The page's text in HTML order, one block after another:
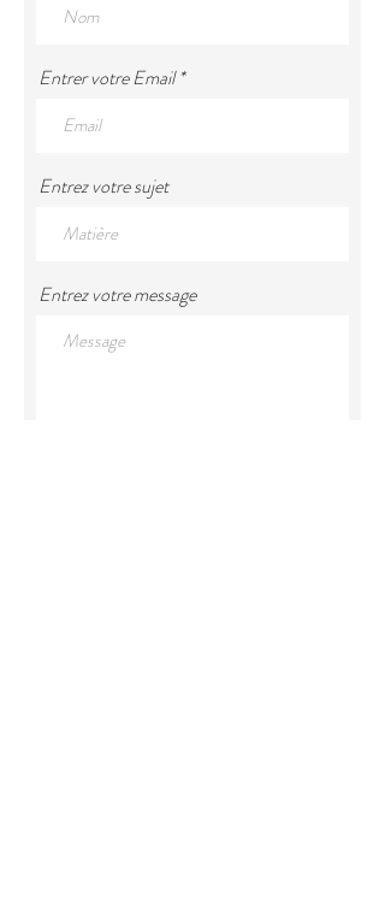
Entrer votre Email
Entrez votre sujet
Entrez votre message